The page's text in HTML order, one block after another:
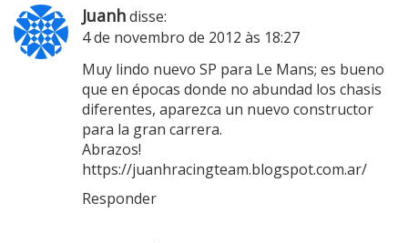
Juanhdisse:
4 de novembro de 2012 às 18:27
Muy lindo nuevo SP para Le Mans; es bueno
que en épocas donde no abundad los chasis
diferentes, aparezca un nuevo constructor
para la gran carrera.
Abrazos!
https://juanhracingteam.blogspot.com.ar/
Responder